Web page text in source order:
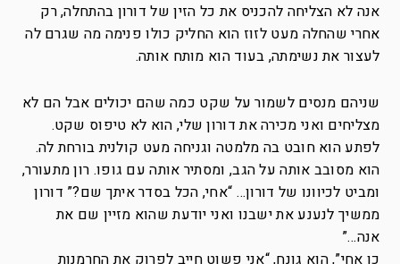
אנה לא הצליחה להכניס את כל הזין של דורון בהתחלה, רק
אחרי שהחלה מעט לזוז הוא החליק כולו פנימה מה שגרם לה
לעצור את נשימתה, בעוד הוא מותח אותה.
שניהם מנסים לשמור על שקט כמה שהם יכולים אבל הם לא
מצליחים ואני מכירה את דורון שלי, הוא לא טיפוס שקט.
לפתע הוא חובט בה מלמטה וגניחה מעט קולנית בורחת לה.
הוא מסובב אותה על הגב, ומסתיר אותה עם גופו. רון מתעורר,
ומביט לכיוונו של דורון… “אחי, הכל בסדר איתך שם?” דורון
ממשיך לנענע את ישבנו ואני יודעת שהוא מזיין שם את
אנה…”
כן אחי”, הוא גונח, “אני פשוט חייב לפרוק את החרמנות